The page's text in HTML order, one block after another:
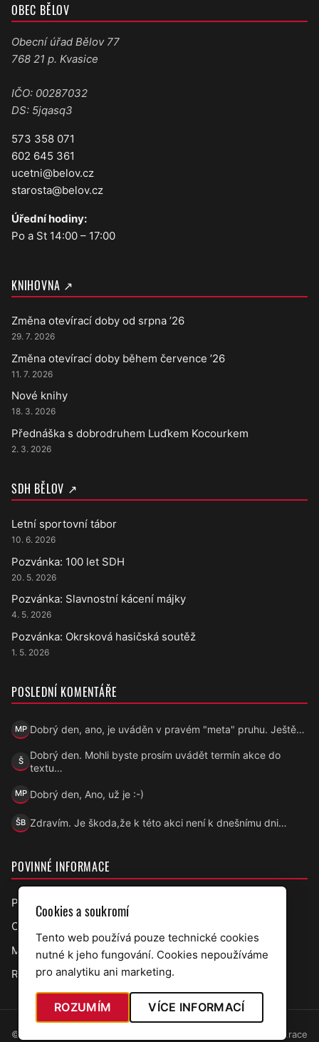
OBEC BĚLOV
Obecní úřad Bělov 77
768 21 p. Kvasice
IČO: 00287032
DS: 5jqasq3
573 358 071
602 645 361
ucetni@belov.cz
starosta@belov.cz
Úřední hodiny:
Po a St 14:00 – 17:00
KNIHOVNA ↗
Změna otevírací doby od srpna ’26
29. 7. 2026
Změna otevírací doby během července ’26
11. 7. 2026
Nové knihy
18. 3. 2026
Přednáška s dobrodruhem Luďkem Kocourkem
2. 3. 2026
SDH BĚLOV ↗
Letní sportovní tábor
10. 6. 2026
Pozvánka: 100 let SDH
20. 5. 2026
Pozvánka: Slavnostní kácení májky
4. 5. 2026
Pozvánka: Okrsková hasičská soutěž
1. 5. 2026
POSLEDNÍ KOMENTÁŘE
MP
Marek Přecechtěl
Dobrý den, ano, je uváděn v pravém "meta" pruhu. Ještě…
ŠŠárka
Dobrý den. Mohli byste prosím uvádět termín akce do
textu…
MPMarek Přecechtěl
Dobrý den, Ano, už je :-)
ŠBŠárka B.
Zdravím. Je škoda,že k této akci není k dnešnímu dni…
POVINNÉ INFORMACE
Prohlášení o přístupnosti
Ochrana osobních údajů
Mapa webu
RSS úřední deska
© 2026 Obec Bělov · web v7.5.97 Administrace
Cookies a soukromí
Tento web používá pouze technické cookies
nutné k jeho fungování. Cookies nepoužíváme
pro analytiku ani marketing.
ROZUMÍM VÍCE INFORMACÍ